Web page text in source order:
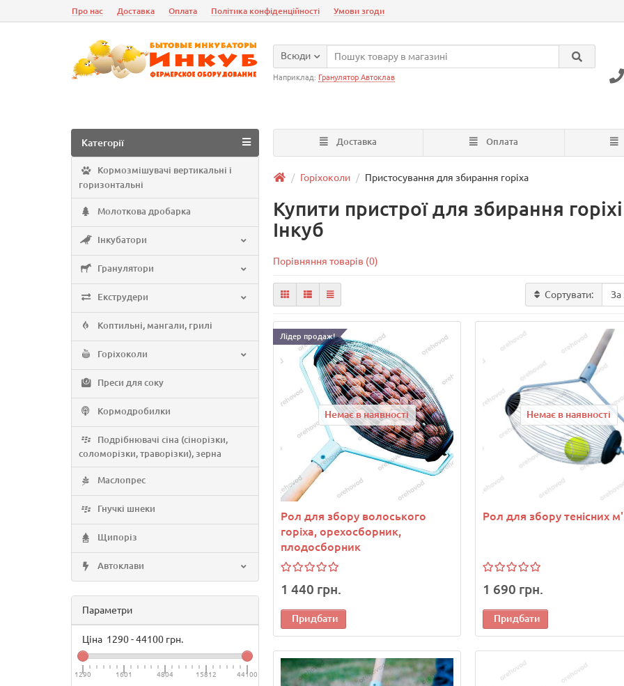
Про нас Доставка Оплата Політика конфіденційності Умови згоди
Всюди
Наприклад: Гранулятор Автоклав
Доставка Оплата
Категорії
Кормозмішувачі вертикальні і
горизонтальні
Молоткова дробарка
Інкубатори
Гранулятори
Екструдери
Коптильні, мангали, грилі
Горіхоколи
Преси для соку
Кормодробилки
Подрібнювачі сіна (сінорізки,
соломорізки, траворізки), зерна
Маслопрес
Гнучкі шнеки
Щипоріз
Автоклави
Горіхоколи Пристосування для збирання горіха
Параметри
Ціна 1290-44100 грн.
1290 1601 4804 15812 44100
Купити пристрої для збирання
Інкуб
Порівняння товарів (0)
Сортувати:
Лідер продаж!
Немає в наявності
Рол для збору волоського
горіха, орехосборник,
плодосборник
1 440 грн.
Придбати
Немає в наявності
Рол для збору тенісних
1 690 грн.
Придбати